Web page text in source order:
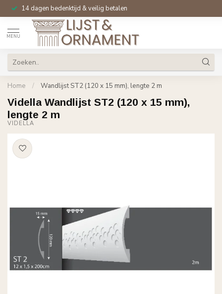
14 dagen bedenktijd & veilig betalen
MENU
Home / Wandlijst ST2 (120 x 15 mm), lengte 2 m
Vidella Wandlijst ST2 (120 x 15 mm),
lengte 2 m
VIDELLA